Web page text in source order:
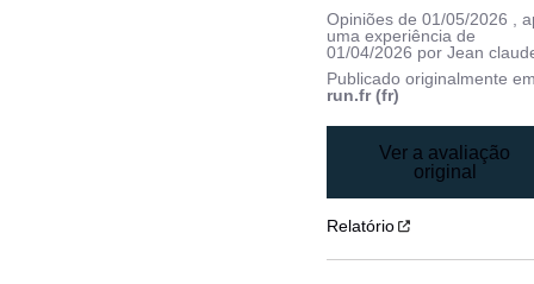
Opiniões de01/05/2026
,
uma experiência de
01/04/2026 porJean
Publicado originalmente
run.fr (fr)
Ver a avaliação
original
Relatório